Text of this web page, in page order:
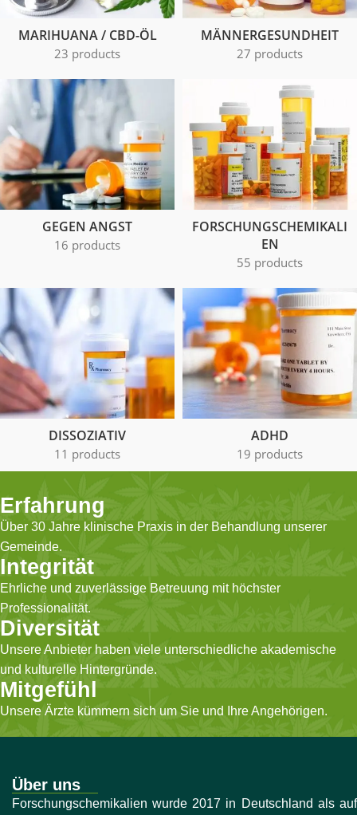
MARIHUANA / CBD-ÖL
23 products
MÄNNERGESUNDHEIT
27 products
GEGEN ANGST
16 products
FORSCHUNGSCHEMIKALI
EN
55 products
DISSOZIATIV
11 products
ADHD
19 products
Erfahrung
Über 30 Jahre klinische Praxis in der Behandlung unserer
Gemeinde.
Integrität
Ehrliche und zuverlässige Betreuung mit höchster
Professionalität.
Diversität
Unsere Anbieter haben viele unterschiedliche akademische
und kulturelle Hintergründe.
Mitgefühl
Unsere Ärzte kümmern sich um Sie und Ihre Angehörigen.
Über uns
Forschungschemikalien wurde 2017 in Deutschland als auf